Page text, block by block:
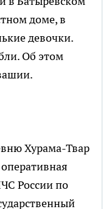
доме, в
девочки.
Об этом
Хурама-Твар
России по